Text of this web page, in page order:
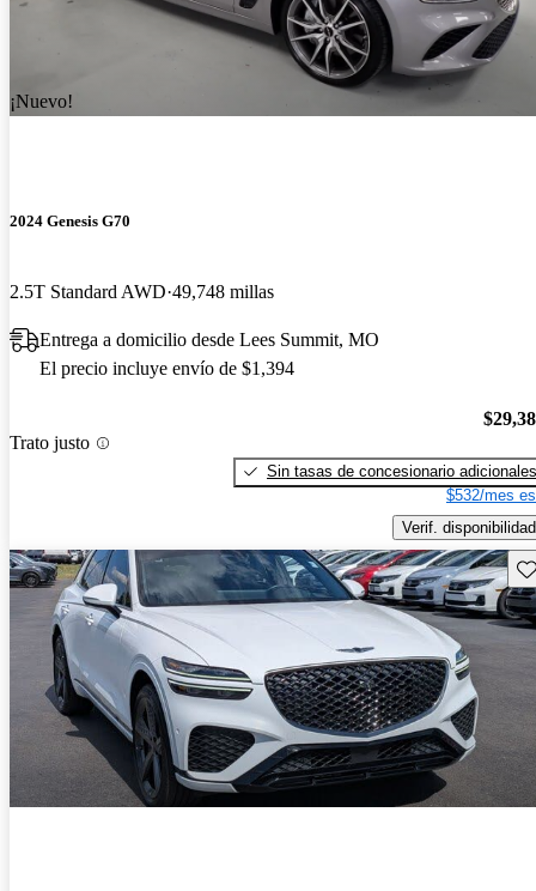
¡Nuevo!
2024 Genesis G70
2.5T Standard AWD 49,748 millas
Entrega a domicilio desde Lees Summit, MO
El precio incluye envío de $1,394
Trato justo
Sin tasas de concesionario adicionales
$532/mes
Verif. disponibilidad